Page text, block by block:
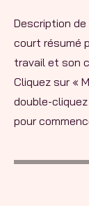
Description
court résumé
travail et son
Cliquez sur «
double-
pour